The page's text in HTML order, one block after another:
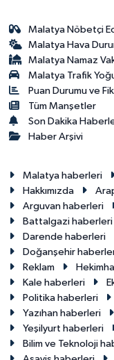
Malatya Nöbetçi
Malatya Hava
Malatya Namaz
Malatya Trafik
Puan Durumu ve
Tüm Manşetler
Son Dakika
Haber Arşivi
Malatya haberleri
Hakkımızda
Arguvan haberleri
Battalgazi haberleri
Darende haberleri
Doğanşehir
Reklam
Kale haberleri
Politika haberleri
Yazıhan haberleri
Yeşilyurt haberleri
Bilim ve Teknoloji